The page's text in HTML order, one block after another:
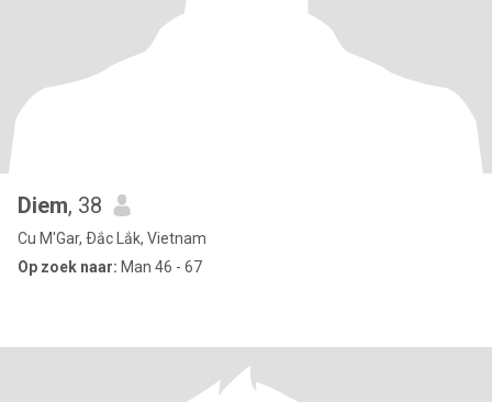
Diem, 38
Cu M'Gar, Ðắc Lắk, Vietnam
Op zoek naar: Man 46 - 67